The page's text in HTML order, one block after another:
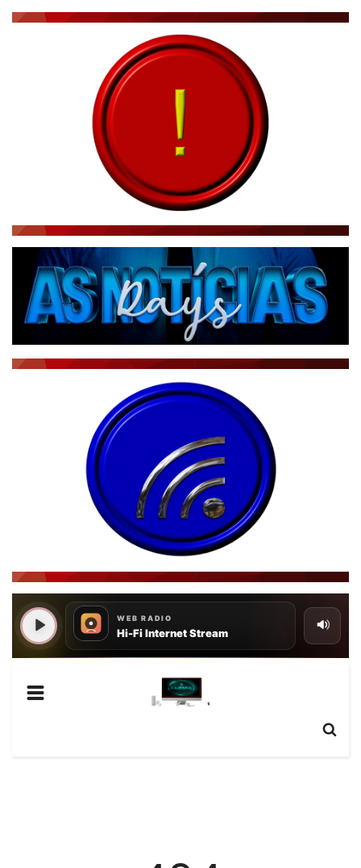
BRASIL MUNDO AO VIVO
JORNAL DO BRASIL
NOTÍCIAS AO MINUTO
ACONTECEU...VIROU MANCHETE!